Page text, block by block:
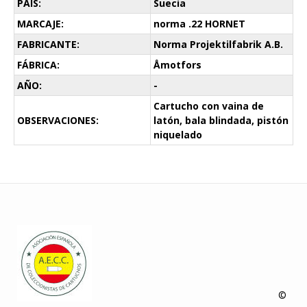
PAÍS:
Suecia
MARCAJE:
norma .22 HORNET
FABRICANTE:
Norma Projektilfabrik A.B.
FÁBRICA:
Åmotfors
AÑO:
-
OBSERVACIONES:
Cartucho con vaina de
latón, bala blindada, pistón
niquelado
©